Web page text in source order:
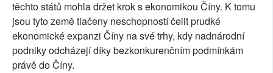
těchto států mohla držet krok s ekonomikou Číny. K tomu
jsou tyto země tlačeny neschopností čelit prudké
ekonomické expanzi Číny na své trhy, kdy nadnárodní
podniky odcházejí díky bezkonkurenčním podmínkám
právě do Číny.